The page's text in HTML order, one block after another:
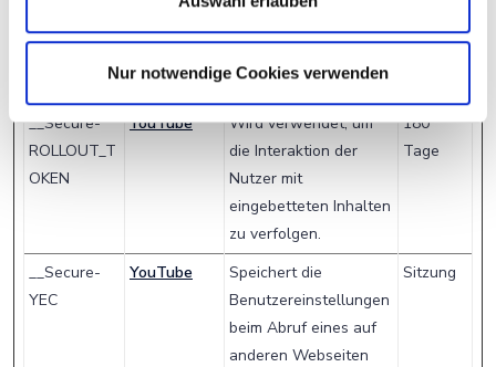
Nur notwendige Cookies verwenden
Share-Buttons dem
werden.
__Secure-
ROLLOUT_T
OKEN
YouTube
Wird verwendet, um
die Interaktion der
Nutzer mit
eingebetteten Inhalten
zu verfolgen.
180
Tage
__Secure-
YEC
YouTube
Speichert die
Benutzereinstellungen
beim Abruf eines auf
anderen Webseiten
Sitzung